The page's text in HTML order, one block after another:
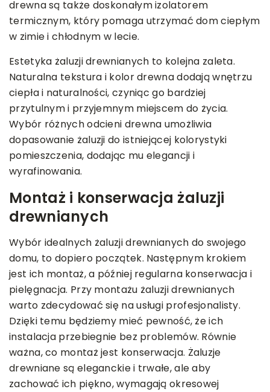
drewna są także doskonałym izolatorem
termicznym, który pomaga utrzymać dom ciepłym
w zimie i chłodnym w lecie.
Estetyka żaluzji drewnianych to kolejna zaleta.
Naturalna tekstura i kolor drewna dodają wnętrzu
ciepła i naturalności, czyniąc go bardziej
przytulnym i przyjemnym miejscem do życia.
Wybór różnych odcieni drewna umożliwia
dopasowanie żaluzji do istniejącej kolorystyki
pomieszczenia, dodając mu elegancji i
wyrafinowania.
Montaż i konserwacja żaluzji
drewnianych
Wybór idealnych żaluzji drewnianych do swojego
domu, to dopiero początek. Następnym krokiem
jest ich montaż, a później regularna konserwacja i
pielęgnacja. Przy montażu żaluzji drewnianych
warto zdecydować się na usługi profesjonalisty.
Dzięki temu będziemy mieć pewność, że ich
instalacja przebiegnie bez problemów. Równie
ważna, co montaż jest konserwacja. Żaluzje
drewniane są eleganckie i trwałe, ale aby
zachować ich piękno, wymagają okresowej